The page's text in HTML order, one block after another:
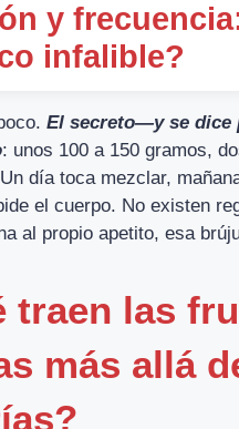
y
infalible?
El secreto—y se dice
: unos 100 a 150 gramos,
día toca mezclar,
el cuerpo. No existen
al propio apetito, esa
traen las
más allá